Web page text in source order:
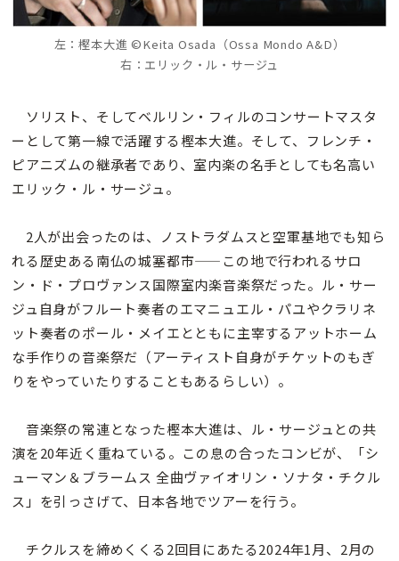
左：樫本大進 ©Keita Osada（Ossa Mondo A&D）
右：エリック・ル・サージュ
ソリスト、そしてベルリン・フィルのコンサートマスタ
ーとして第一線で活躍する樫本大進。そして、フレンチ・
ピアニズムの継承者であり、室内楽の名手としても名高い
エリック・ル・サージュ。
2人が出会ったのは、ノストラダムスと空軍基地でも知ら
れる歴史ある南仏の城塞都市——この地で行われるサロ
ン・ド・プロヴァンス国際室内楽音楽祭だった。ル・サー
ジュ自身がフルート奏者のエマニュエル・パユやクラリネ
ット奏者のポール・メイエとともに主宰するアットホーム
な手作りの音楽祭だ（アーティスト自身がチケットのもぎ
りをやっていたりすることもあるらしい）。
音楽祭の常連となった樫本大進は、ル・サージュとの共
演を20年近く重ねている。この息の合ったコンビが、「シ
ューマン＆ブラームス 全曲ヴァイオリン・ソナタ・チクル
ス」を引っさげて、日本各地でツアーを行う。
チクルスを締めくくる2回目にあたる2024年1月、2月の